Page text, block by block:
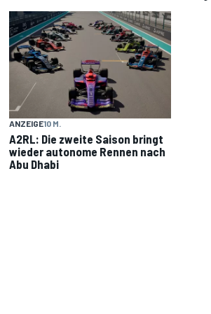
MOTOGP
ANZEIGE10 M.
A2RL: Die zweite Saison bringt
wieder autonome Rennen nach
Abu Dhabi